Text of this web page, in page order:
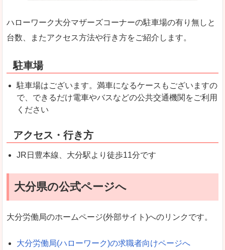
ハローワーク大分マザーズコーナーの駐車場の有り無しと
台数、またアクセス方法や行き方をご紹介します。
駐車場
駐車場はございます。満車になるケースもございますの
で、できるだけ電車やバスなどの公共交通機関をご利用
ください
アクセス・行き方
JR日豊本線、大分駅より徒歩11分です
大分県の公式ページへ
大分労働局のホームページ(外部サイト)へのリンクです。
大分労働局(ハローワーク)の求職者向けページへ